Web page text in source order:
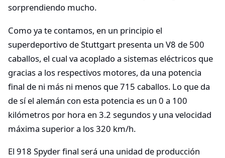
sorprendiendo mucho.
Como ya te contamos, en un principio el
superdeportivo de Stuttgart presenta un V8 de 500
caballos, el cual va acoplado a sistemas eléctricos que
gracias a los respectivos motores, da una potencia
final de ni más ni menos que 715 caballos. Lo que da
de sí el alemán con esta potencia es un 0 a 100
kilómetros por hora en 3.2 segundos y una velocidad
máxima superior a los 320 km/h.
El 918 Spyder final será una unidad de producción